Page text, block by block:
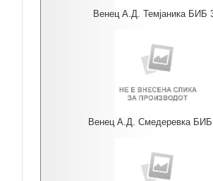
Венец А.Д. Темјаника БИБ
Венец А.Д. Смедеревка